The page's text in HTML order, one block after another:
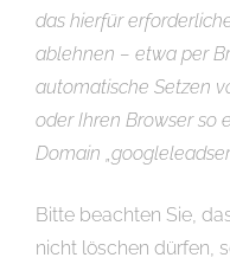
das hierfür
ablehnen – etwa per
automatische Setzen
oder Ihren Browser so
Domain
Bitte beachten Sie,
nicht löschen dürfen,